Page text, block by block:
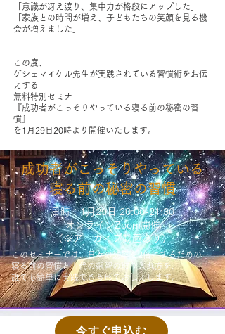
「意識が冴え渡り、集中力が格段にアップした」
「家族との時間が増え、子どもたちの笑顔を見る機
会が増えました」
この度、
ゲシェマイケル先生が実践されている習慣術をお伝
えする
無料特別セミナー
『成功者がこっそりやっている寝る前の秘密の習
慣』
を1月29日20時より開催いたします。
成功者がこっそりやっている
寝る前の秘密の習慣
日時：1月29日 20:00-21:30
オンラインZoom開催
​（※アーカイブ動画あり）
このセミナーでは、日々の効率を2倍にするための
寝る前の習慣と古代の叡智の取り入れ方を、
誰でも簡単に実践できる形でお伝えします。
今すぐ申込む